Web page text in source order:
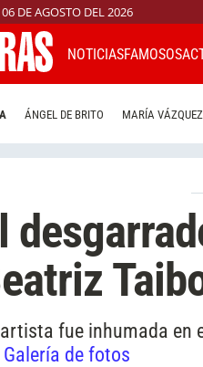
06 DE AGOSTO DEL 2026
NOTICIASFAMOSOS
ÁNGEL DE BRITO MARÍA VÁZQUEZ
fue inhumada en
Galería de fotos